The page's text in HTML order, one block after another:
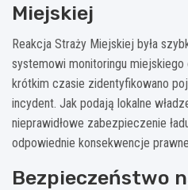
Miejskiej
Reakcja Straży Miejskiej była
systemowi monitoringu
krótkim czasie zidentyfikowano
incydent. Jak podają lokalne
nieprawidłowe zabezpieczenie
odpowiednie konsekwencje
Bezpieczeństwo